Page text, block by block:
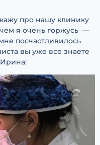
про нашу клинику
я очень горжусь —
посчастливилось
вы уже все знаете